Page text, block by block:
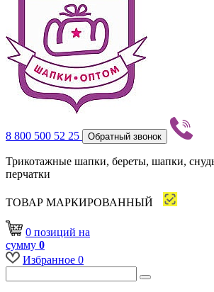
8 800 500 52 25 Обратный звонок
Трикотажные шапки, береты, шапки,
перчатки
ТОВАР МАРКИРОВАННЫЙ
0 позиций на
сумму 0
Избранное 0